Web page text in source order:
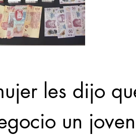
les dijo
un